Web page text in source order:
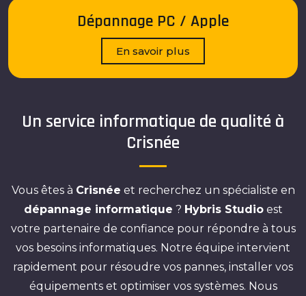
Dépannage PC / Apple
En savoir plus
Un service informatique de qualité à
Crisnée
Vous êtes à Crisnée et recherchez un spécialiste en
dépannage informatique ? Hybris Studioest
votre partenaire de confiance pour répondre à tous
vos besoins informatiques. Notre équipe intervient
rapidement pour résoudre vos pannes, installer vos
équipements et optimiser vos systèmes. Nous